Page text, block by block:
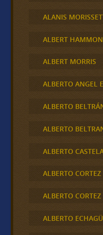
ALANIS
ALBERT
ALBERT MORRIS
ALBERTO ANGEL
ALBERTO
ALBERTO
ALBERTO
ALBERTO CORTEZ
ALBERTO
ALBERTO